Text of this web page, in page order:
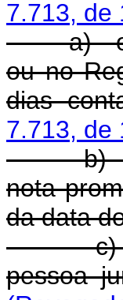
7.713, de
a) - o
ou no
dias
7.713, de
b) -
nota
da data
c) -
pessoa